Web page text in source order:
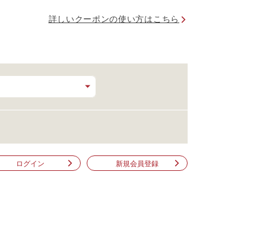
詳しいクーポンの使い方はこちら
ログイン 新規会員登録